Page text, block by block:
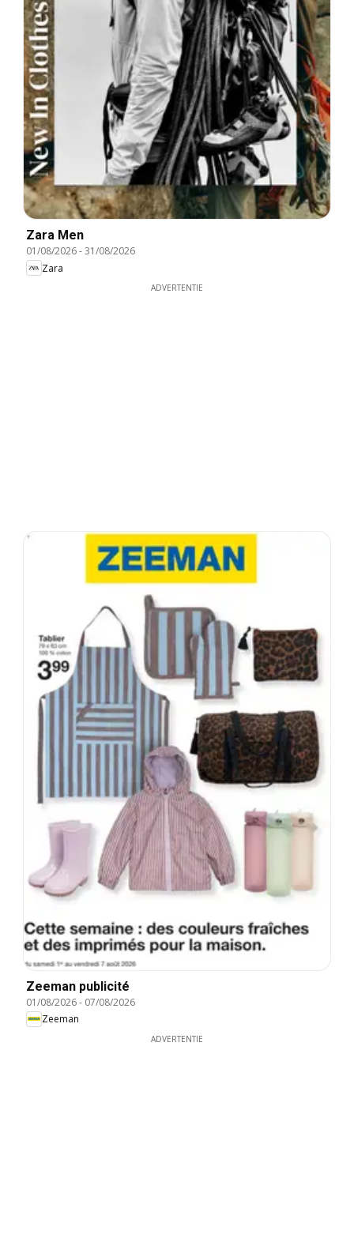
Zara Men
01/08/2026-31/08/2026
Zara
ADVERTENTIE
Zeeman publicité
01/08/2026- 07/08/2026
Zeeman
ADVERTENTIE